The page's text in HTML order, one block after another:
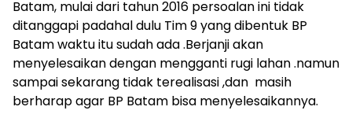
Batam, mulai dari tahun 2016 persoalan ini tidak
ditanggapi padahal dulu Tim 9 yang dibentuk BP
Batam waktu itu sudah ada .Berjanji akan
menyelesaikan dengan mengganti rugi lahan .namun
sampai sekarang tidak terealisasi ,dan masih
berharap agar BP Batam bisa menyelesaikannya.